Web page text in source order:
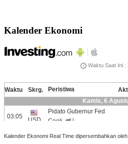
Kalender Ekonomi
Kalender Ekonomi Real Time dipersembahkan oleh